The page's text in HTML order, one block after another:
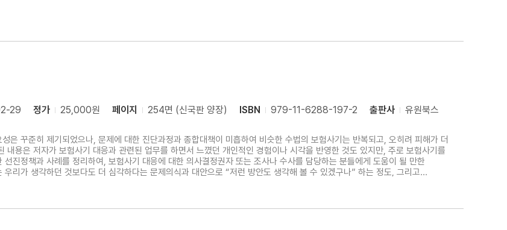
29 정가 25,000원 페이지 254면 (신국판 양장) ISBN 979-11-6288-197-2 출판사 유원북스
은 꾸준히 제기되었으나, 문제에 대한 진단과정과 종합대책이 미흡하여 비슷한 수법의 보험사기는 반복되고, 오히려 피해가 더
선진정책과 사례를 정리하여, 보험사기 대응에 대한 의사결정권자 또는 조사나 수사를 담당하는 분들에게 도움이 될 만한
우리가 생각하던 것보다도 더 심각하다는 문제의식과 대안으로 “저런 방안도 생각해 볼 수 있겠구나” 하는 정도, 그리고